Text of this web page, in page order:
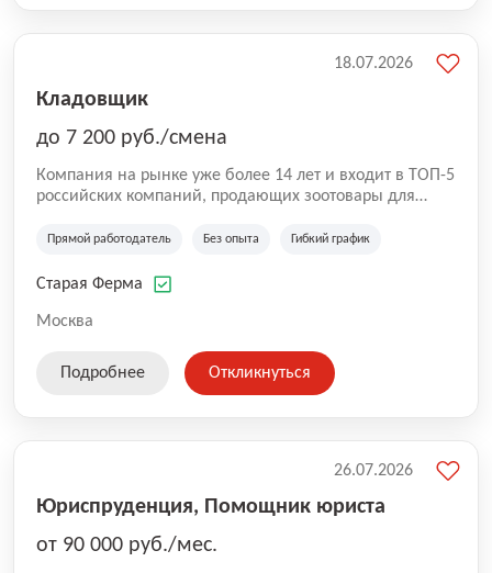
Кладовщик
до 7 200 руб./смена
Компания на рынке уже более 14 лет и входит в ТОП-5
российских компаний, продающих зоотовары для
компания владеет 5 розничными магазинами, а также
России (Wildberries, Ozon, Яндекс. Маркет и
на глобальной доставке товаров по всей территории
SKU, премиальные бренды кормов и собственные
Прямой работодатель Без опыта Гибкий график
Старая Ферма
Москва
18.07.2026
Подробнее Откликнуться
Юриспруденция, Помощник юриста
от 90 000 руб./мес.
26.07.2026